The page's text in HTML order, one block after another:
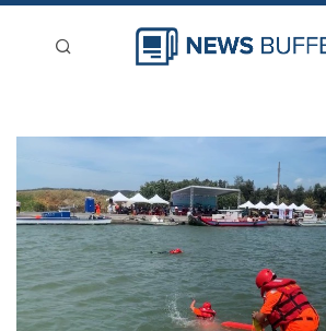
新聞稿分類
登入
刊登